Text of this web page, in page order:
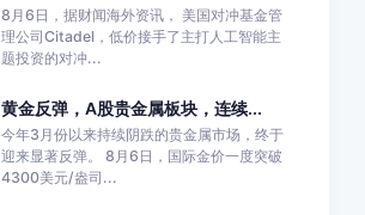
8月6日，据财闻海外资讯， 美国对冲基金管
理公司Citadel，低价接手了主打人工智能主
题投资的对冲...
黄金反弹，A股贵金属板块，连续...
今年3月份以来持续阴跌的贵金属市场，终于
迎来显著反弹。 8月6日，国际金价一度突破
4300美元/盎司...